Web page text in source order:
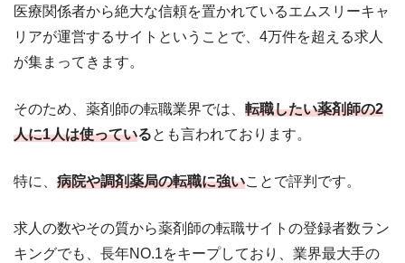
医療関係者から絶大な信頼を置かれているエムスリーキャ
リアが運営するサイトということで、4万件を超える求人
が集まってきます。
そのため、薬剤師の転職業界では、 転職したい薬剤師の2
人に1人は使っているとも言われております。
特に、 病院や調剤薬局の転職に強いことで評判です。
求人の数やその質から薬剤師の転職サイトの登録者数ラン
キングでも、長年NO.1をキープしており、業界最大手の